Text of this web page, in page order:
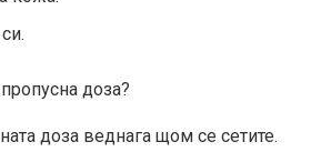
доза?
доза веднага щом се сетите.